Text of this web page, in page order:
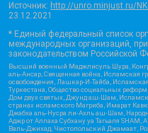
Источник: http://unro.minjust.ru/
23.12.2021
* Единый федеральный список
международных организаций,
законодательством Российской
Высший военный Маджлисуль Шура,
аль-Ансар, Священная война, Исламская
освобождения, Лашкар-И-Тайба,
Туркестана, Общество социальных
Дом двух святых, Джунд аш-Шам,
странах исламского Магриба, Имарат
Джабха аль-Нусра ли-Ахль аш-Шам,
Аджр от Аллаха Субхану уа Тагьаля
Валь-Джихад, Чистопольский Джамаат,